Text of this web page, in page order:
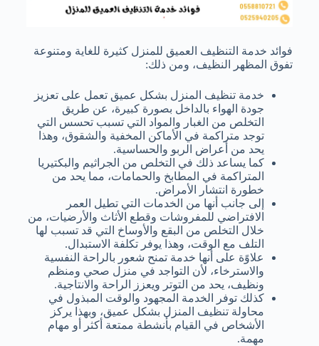
فوائد خدمة التنظيف العميق للمنزل كثيرة للغاية ومتنوعة
تفوق المظهر النظيف، ومن ذلك:
خدمة تنظيف المنزل بشكل عميق تعمل على تعزيز
جودة الهواء بالداخل بصورة كبيرة، عن طريق
التخلص من الغبار والمواد التي تسبب تحسس التي
توجد متراكمة في الأماكن المخفية والشقوق، وهذا
يحد من أعراض الربو والحساسية.
كما يساعد ذلك في التخلص من الجراثيم والبكتيريا
المتراكمة في المطابخ والحمامات، مما يحد من
خطورة انتشار الأمراض.
إلى جانب أنها من الخدمات التي تطيل العمر
الافتراضي للمفروشات وقطع الأثاث والأرضيات، من
خلال التخلص من البقع والأوساخ التي قد تسبب لها
التلف مع الوقت، وهذا يوفر تكلفة الاستبدال.
علاوًة على أنها خدمة تمنح شعور بالراحة النفسية
والاسترخاء، لأن التواجد في منزل صحي ومنظم
ونظيف، يحد من التوتر ويعزز الراحة والانتاجية.
كذلك توفر الخدمة المجهود والوقت المبذول في
محاولة تنظيف المنزل بشكل عميق، وبهذا يركز
الأشخاص في القيام بأنشطة ممتعة أكثر أو مهام
مهمة.